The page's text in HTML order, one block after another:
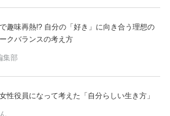
趣味再熱!? 自分の「好き」に向き合う理想の
クバランスの考え方
集部
性役員になって考えた「自分らしい生き方」